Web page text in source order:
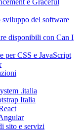
e Graceful
del software
disponibili con Can I
per CSS e JavaScript
.italia
Italia
sito e servizi